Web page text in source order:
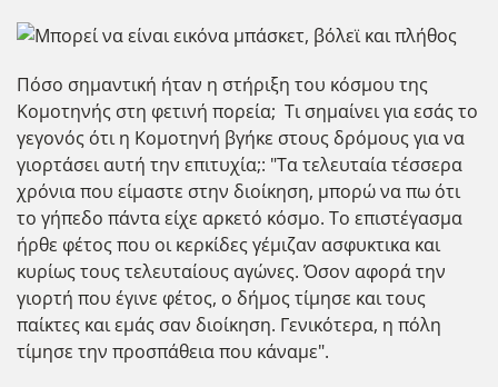
Πόσο σημαντική ήταν η στήριξη του κόσμου της
Κομοτηνής στη φετινή πορεία; Τι σημαίνει για εσάς το
γεγονός ότι η Κομοτηνή βγήκε στους δρόμους για να
γιορτάσει αυτή την επιτυχία;: "Τα τελευταία τέσσερα
χρόνια που είμαστε στην διοίκηση, μπορώ να πω ότι
το γήπεδο πάντα είχε αρκετό κόσμο. Το επιστέγασμα
ήρθε φέτος που οι κερκίδες γέμιζαν ασφυκτικα και
κυρίως τους τελευταίους αγώνες. Όσον αφορά την
γιορτή που έγινε φέτος, ο δήμος τίμησε και τους
παίκτες και εμάς σαν διοίκηση. Γενικότερα, η πόλη
τίμησε την προσπάθεια που κάναμε".